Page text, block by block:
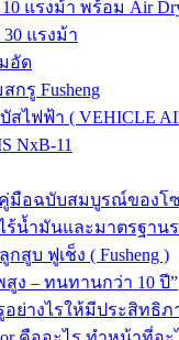
แรงม้า พร้อม Air
แรงม้า
อัด
รู Fusheng
ไฟฟ้า ( VEHICLE
NxB-11
มือฉบับสมบูรณ์ของโ
ร้น้ำมันและมาตรฐา
สูบ ฟูเช็ง ( Fusheng )
ง – ทนทานกว่า 10 ปี”
ย่างไรให้มีประสิทธิภ